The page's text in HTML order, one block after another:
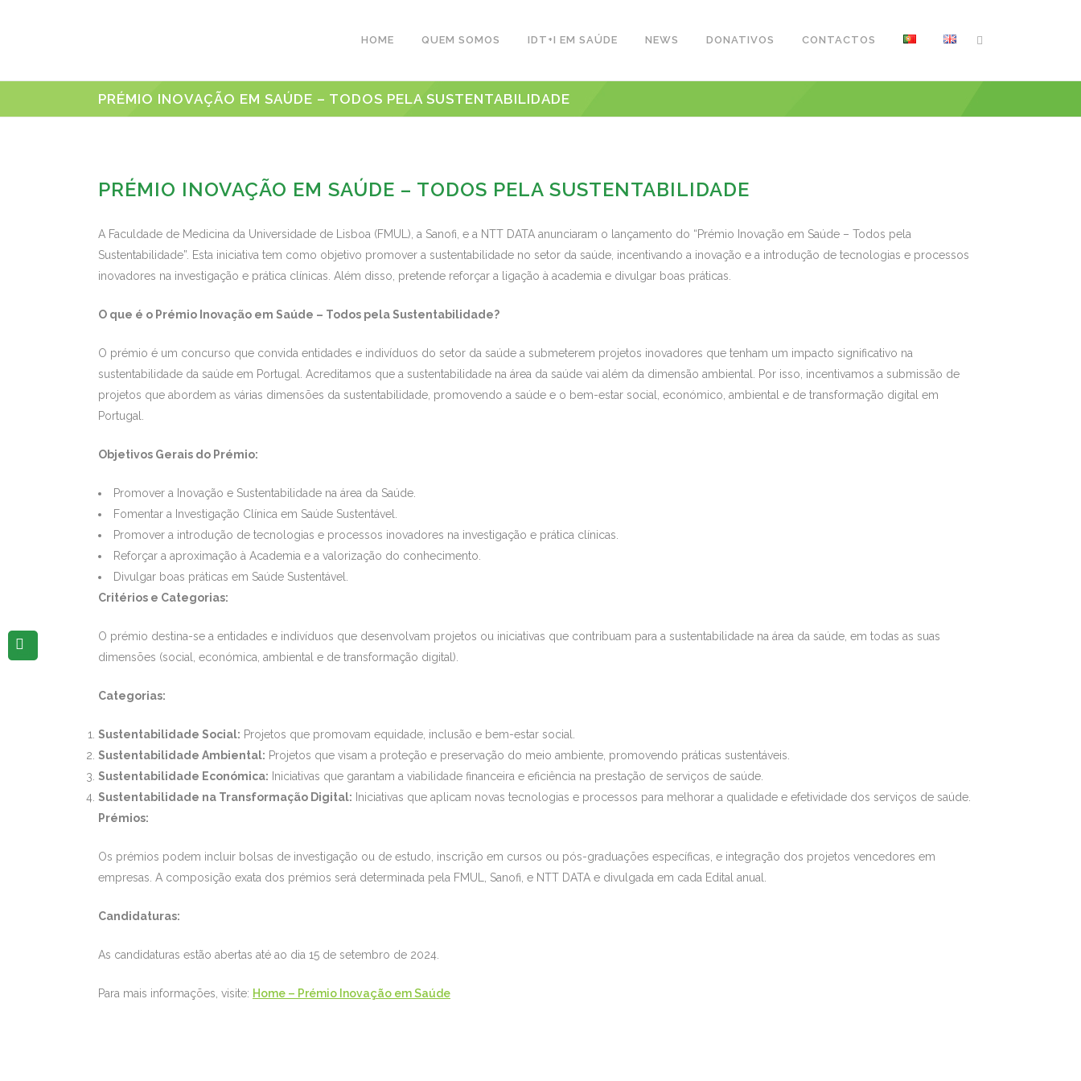
HOME QUEM SOMOS IDT+I EM SAÚDE NEWS DONATIVOS CONTACTOS
PRÉMIO INOVAÇÃO EM SAÚDE – TODOS PELA SUSTENTABILIDADE
PRÉMIO INOVAÇÃO EM SAÚDE – TODOS PELA SUSTENTABILIDADE
A Faculdade de Medicina da Universidade de Lisboa (FMUL), a Sanofi, e a NTT DATA anunciaram o lançamento do “Prémio Inovação em Saúde – Todos pela
Sustentabilidade”. Esta iniciativa tem como objetivo promover a sustentabilidade no setor da saúde, incentivando a inovação e a introdução de tecnologias e processos
inovadores na investigação e prática clínicas. Além disso, pretende reforçar a ligação à academia e divulgar boas práticas.
O que é o Prémio Inovação em Saúde – Todos pela Sustentabilidade?
O prémio é um concurso que convida entidades e indivíduos do setor da saúde a submeterem projetos inovadores que tenham um impacto significativo na
sustentabilidade da saúde em Portugal. Acreditamos que a sustentabilidade na área da saúde vai além da dimensão ambiental. Por isso, incentivamos a submissão de
projetos que abordem as várias dimensões da sustentabilidade, promovendo a saúde e o bem-estar social, económico, ambiental e de transformação digital em
Portugal.
Objetivos Gerais do Prémio:
Promover a Inovação e Sustentabilidade na área da Saúde.
Fomentar a Investigação Clínica em Saúde Sustentável.
Promover a introdução de tecnologias e processos inovadores na investigação e prática clínicas.
Reforçar a aproximação à Academia e a valorização do conhecimento.
Divulgar boas práticas em Saúde Sustentável.
Critérios e Categorias:
O prémio destina-se a entidades e indivíduos que desenvolvam projetos ou iniciativas que contribuam para a sustentabilidade na área da saúde, em todas as suas
dimensões (social, económica, ambiental e de transformação digital).
Categorias:
Sustentabilidade Social: Projetos que promovam equidade, inclusão e bem-estar social.
Sustentabilidade Ambiental: Projetos que visam a proteção e preservação do meio ambiente, promovendo práticas sustentáveis.
Sustentabilidade Económica: Iniciativas que garantam a viabilidade financeira e eficiência na prestação de serviços de saúde.
Sustentabilidade na Transformação Digital: Iniciativas que aplicam novas tecnologias e processos para melhorar a qualidade e efetividade dos serviços de saúde.
Prémios:
Os prémios podem incluir bolsas de investigação ou de estudo, inscrição em cursos ou pós-graduações específicas, e integração dos projetos vencedores em
empresas. A composição exata dos prémios será determinada pela FMUL, Sanofi, e NTT DATA e divulgada em cada Edital anual.
Candidaturas:
As candidaturas estão abertas até ao dia 15 de setembro de 2024.
Para mais informações, visite: Home – Prémio Inovação em Saúde